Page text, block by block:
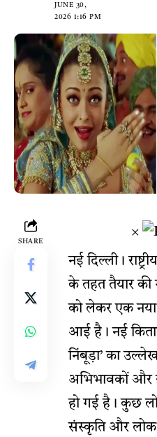
JUNE 30,
2026 1:16 PM
SHARE
×
नई दिल्ली।
के तहत तैयार की
को लेकर एक नया
आई है। नई
निंबूड़ा’ का
अभिभावकों और
हो गई है। कुछ
संस्कृति और